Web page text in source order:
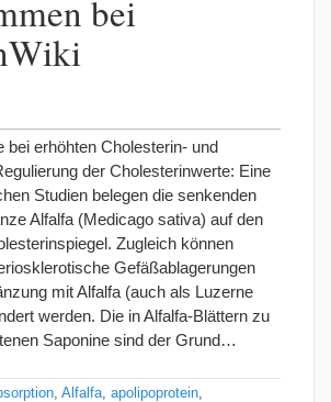
bei
bei erhöhten Cholesterin- und
der Cholesterinwerte: Eine
Studien belegen die senkenden
Alfalfa (Medicago sativa) auf den
Zugleich können
Gefäßablagerungen
mit Alfalfa (auch als Luzerne
werden. Die in Alfalfa-Blättern zu
Saponine sind der Grund…
Alfalfa apolipoprotein